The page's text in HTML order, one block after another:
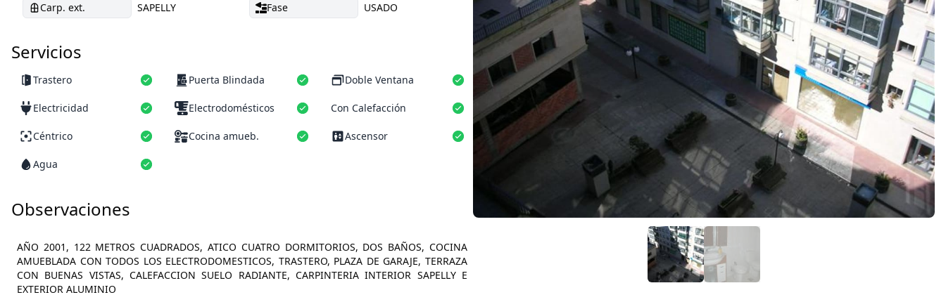
Carp. ext.
SAPELLY Fase USADO
Servicios
Trastero Puerta Blindada Doble Ventana
Electricidad Electrodomésticos Con Calefacción
Céntrico Cocina amueb. Ascensor
Agua
Observaciones
AÑO 2001, 122 METROS CUADRADOS, ATICO CUATRO DORMITORIOS, DOS BAÑOS, COCINA
AMUEBLADA CON TODOS LOS ELECTRODOMESTICOS, TRASTERO, PLAZA DE GARAJE, TERRAZA
CON BUENAS VISTAS, CALEFACCION SUELO RADIANTE, CARPINTERIA INTERIOR SAPELLY E
EXTERIOR ALUMINIO